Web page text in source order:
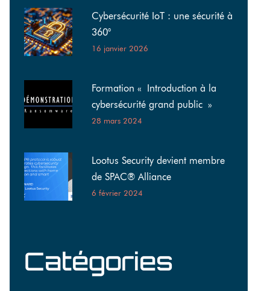
Cybersécurité IoT : une sécurité à
360°
16 janvier 2026
Formation « Introduction à la
cybersécurité grand public »
28 mars 2024
Lootus Security devient membre
de SPAC® Alliance
6 février 2024
Catégories